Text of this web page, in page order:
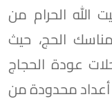
الله الحرام من
الحج، حيث
عودة الحجاج
محدودة من